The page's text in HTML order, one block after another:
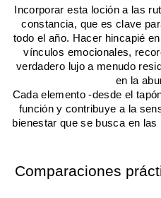
Incorporar esta loción a las
constancia, que es clave
todo el año. Hacer hincapié
vínculos emocionales,
verdadero lujo a menudo
en la
Cada elemento -desde el
función y contribuye a la
bienestar que se busca en
Comparaciones